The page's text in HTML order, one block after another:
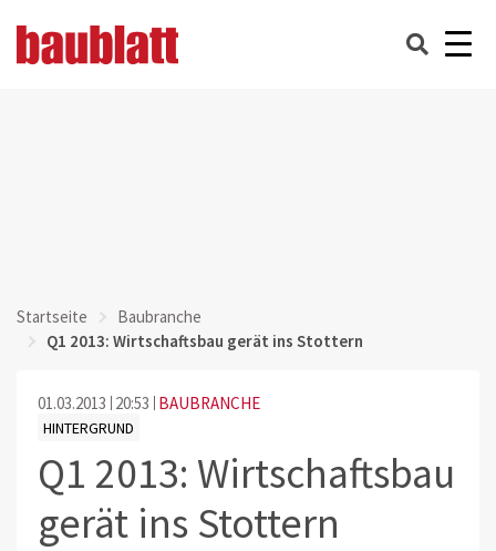
Startseite
Baubranche
Q1 2013: Wirtschaftsbau gerät ins Stottern
01.03.2013 20:53 BAUBRANCHE
HINTERGRUND
Q1 2013: Wirtschaftsbau
gerät ins Stottern